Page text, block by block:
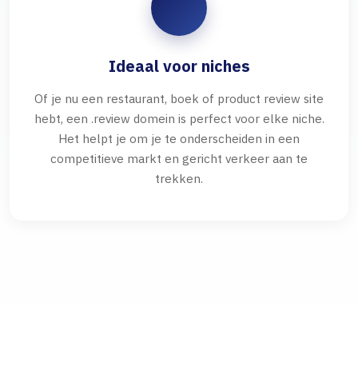
Ideaal voor niches
Of je nu een restaurant, boek of product review site
hebt, een .review domein is perfect voor elke niche.
Het helpt je om je te onderscheiden in een
competitieve markt en gericht verkeer aan te
trekken.